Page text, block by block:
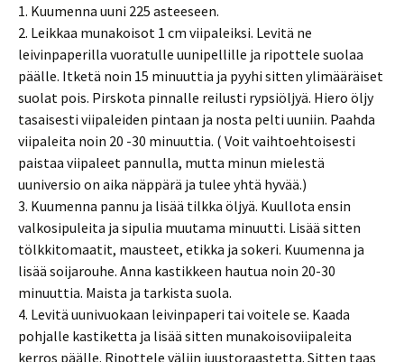
1. Kuumenna uuni 225 asteeseen.
2. Leikkaa munakoisot 1 cm viipaleiksi. Levitä ne
leivinpaperilla vuoratulle uunipellille ja ripottele suolaa
päälle. Itketä noin 15 minuuttia ja pyyhi sitten ylimääräiset
suolat pois. Pirskota pinnalle reilusti rypsiöljyä. Hiero öljy
tasaisesti viipaleiden pintaan ja nosta pelti uuniin. Paahda
viipaleita noin 20 -30 minuuttia. ( Voit vaihtoehtoisesti
paistaa viipaleet pannulla, mutta minun mielestä
uuniversio on aika näppärä ja tulee yhtä hyvää.)
3. Kuumenna pannu ja lisää tilkka öljyä. Kuullota ensin
valkosipuleita ja sipulia muutama minuutti. Lisää sitten
tölkkitomaatit, mausteet, etikka ja sokeri. Kuumenna ja
lisää soijarouhe. Anna kastikkeen hautua noin 20-30
minuuttia. Maista ja tarkista suola.
4. Levitä uunivuokaan leivinpaperi tai voitele se. Kaada
pohjalle kastiketta ja lisää sitten munakoisoviipaleita
kerros päälle. Ripottele väliin juustoraastetta. Sitten taas